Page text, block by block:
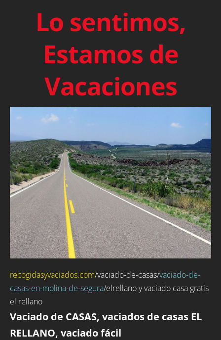
Lo sentimos,
Estamos de
Vacaciones
recogidasyvaciados.com/vaciado-de-casas/vaciado-de-
casas-en-molina-de-segura/elrellano y vaciado casa gratis
el rellano
Vaciado de CASAS, vaciados de casas EL
RELLANO, vaciado fácil